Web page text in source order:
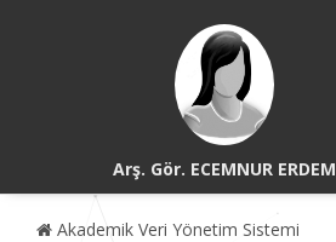
Arş. Gör. ECEMNUR ERDEM
Akademik Veri Yönetim Sistemi